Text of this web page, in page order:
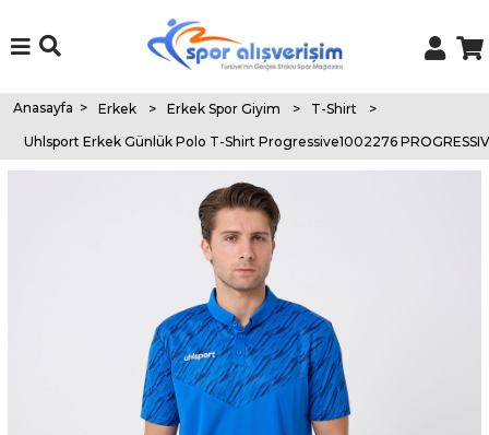
Anasayfa > Erkek > Erkek Spor Giyim > T-Shirt
>
Uhlsport Erkek Günlük Polo T-Shirt Progressive1002276